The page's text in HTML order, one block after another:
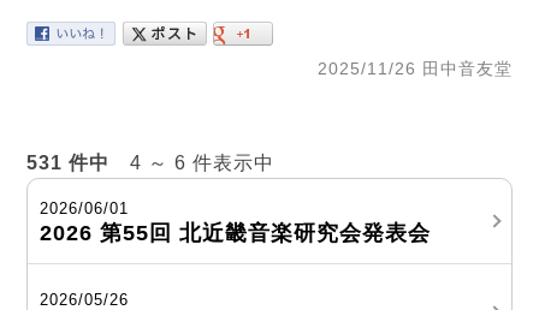
2025/11/26 田中音友堂
531 件中 4 ～ 6 件表示中
2026/06/01
2026 第55回 北近畿音楽研究会発表会
2026/05/26